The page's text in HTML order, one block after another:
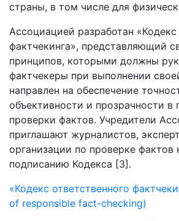
страны, в том числе для
Ассоциацией разработан «Кодекс
фактчекинга», представляющий
принципов, которыми должны
фактчекеры при выполнении
направлен на обеспечение
объективности и прозрачности в
проверки фактов. Учредители
приглашают журналистов,
организации по проверке
подписанию Кодекса [3].
«Кодекс ответственного
of responsible fact-checking)